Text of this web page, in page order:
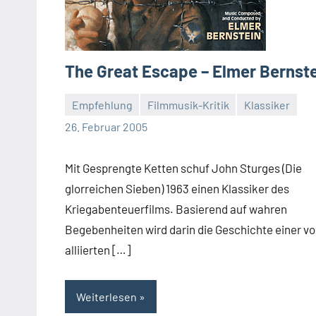
The Great Escape – Elmer
Empfehlung Filmmusik-Kritik
Klassiker
26. Februar 2005
Mike
Mit Gesprengte Ketten schuf John Sturges (Die
glorreichen Sieben) 1963 einen Klassiker des
Kriegabenteuerfilms. Basierend auf wahren
Begebenheiten wird darin die Geschichte einer
alliierten […]
Weiterlesen